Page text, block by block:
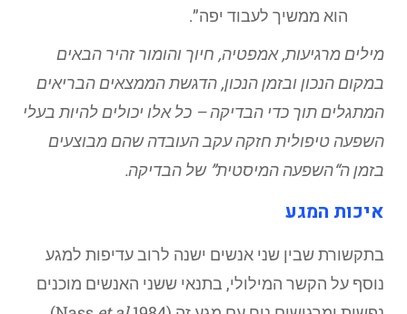
הוא ממשיך לעבוד יפה”.
מילים מרגיעות, אמפטיה, חיוך והומור זהיר הבאים
במקום הנכון ובזמן הנכון, הדגשת הממצאים הבריאים
המתגלים תוך כדי הבדיקה – כל אלו יכולים להיות בעלי
השפעה טיפולית חזקה עקב העובדה שהם מבוצעים
בזמן ה“השפעה המיסטית” של הבדיקה.
איכות המגע
בתקשורת שבין שני אנשים ישנה לרוב עדיפות למגע
נוסף על הקשר המילולי, בתנאי ששני האנשים מוכנים